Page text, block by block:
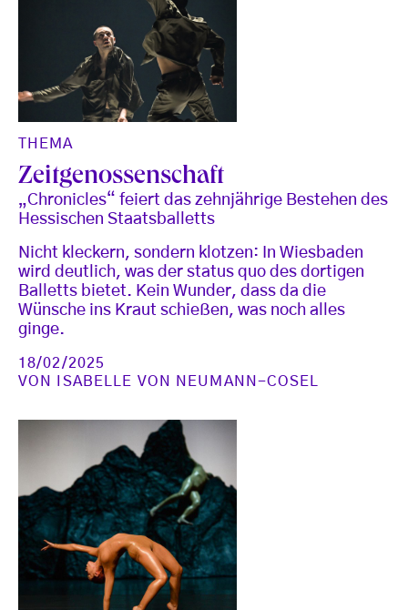
THEMA
Zeitgenossenschaft
„Chronicles“ feiert das zehnjährige Bestehen des
Hessischen Staatsballetts
Nicht kleckern, sondern klotzen: In Wiesbaden
wird deutlich, was der status quo des dortigen
Balletts bietet. Kein Wunder, dass da die
Wünsche ins Kraut schießen, was noch alles
ginge.
18/02/2025
VON
ISABELLE VON NEUMANN-COSEL